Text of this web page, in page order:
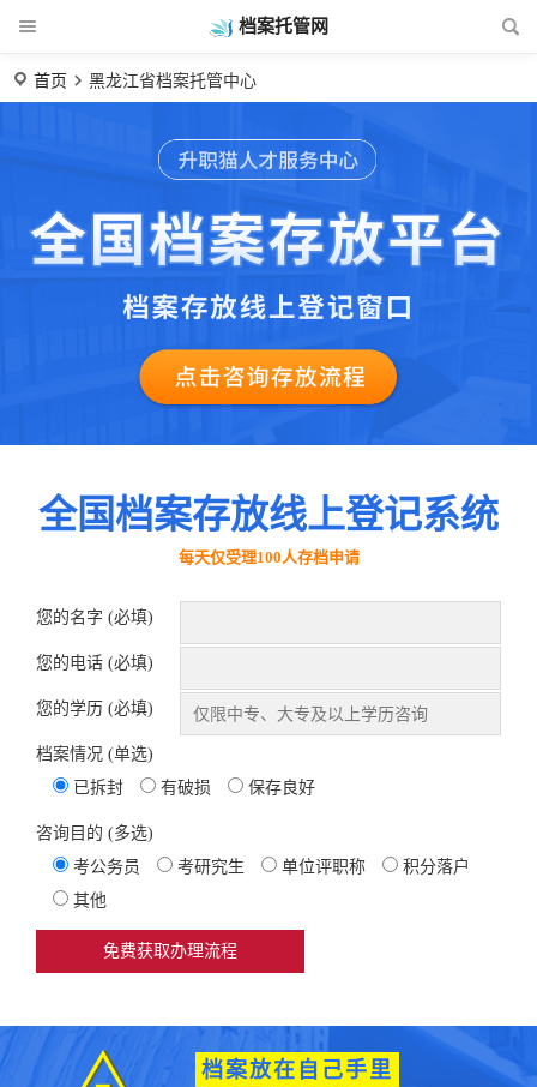
档案托管网
首页 黑龙江省档案托管中心
全国档案存放线上登记系统
每天仅受理100人存档申请
您的名字 (必填)
您的电话 (必填)
您的学历 (必填)
档案情况 (单选)
已拆封
有破损 保存良好
咨询目的 (多选)
考公务员
考研究生 单位评职称
积分落户
其他
档案放在自己手里